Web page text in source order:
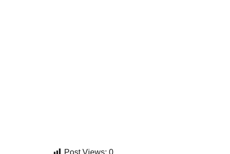
Post Views: 0